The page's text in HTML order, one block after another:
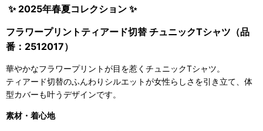
✨ 2025年春夏コレクション ✨
フラワープリントティアード切替 チュニックTシャツ（品
番：2512017）
華やかなフラワープリントが目を惹くチュニックTシャツ。
ティアード切替のふんわりシルエットが女性らしさを引き立て、体
型カバーも叶うデザインです。
素材・着心地